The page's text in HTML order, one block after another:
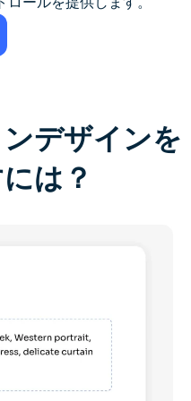
デザインを
は？